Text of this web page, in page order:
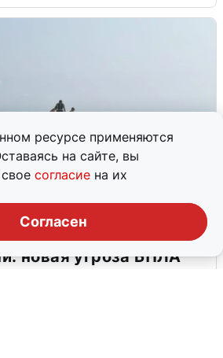
ресурсе применяются
на сайте, вы
согласие на их
Согласен
новая угроза БПЛА